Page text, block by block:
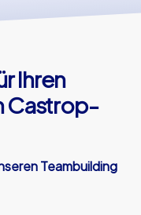
Ihren
Castrop-
Teambuilding